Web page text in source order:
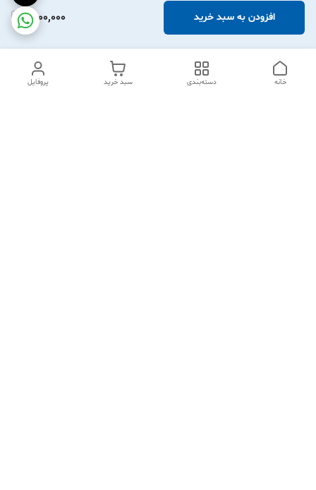
2,100,000 افزودن به سبد خرید
پروفایل سبد خرید دسته‌بندی خانه